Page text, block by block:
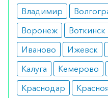
побочные эффекты. В
возможны отклонения
крови.
Режим
Может
в составе курса.
Владимир
Воронеж
Воткинск
Иваново
Ижевск
Калуга
Кемерово
Краснодар